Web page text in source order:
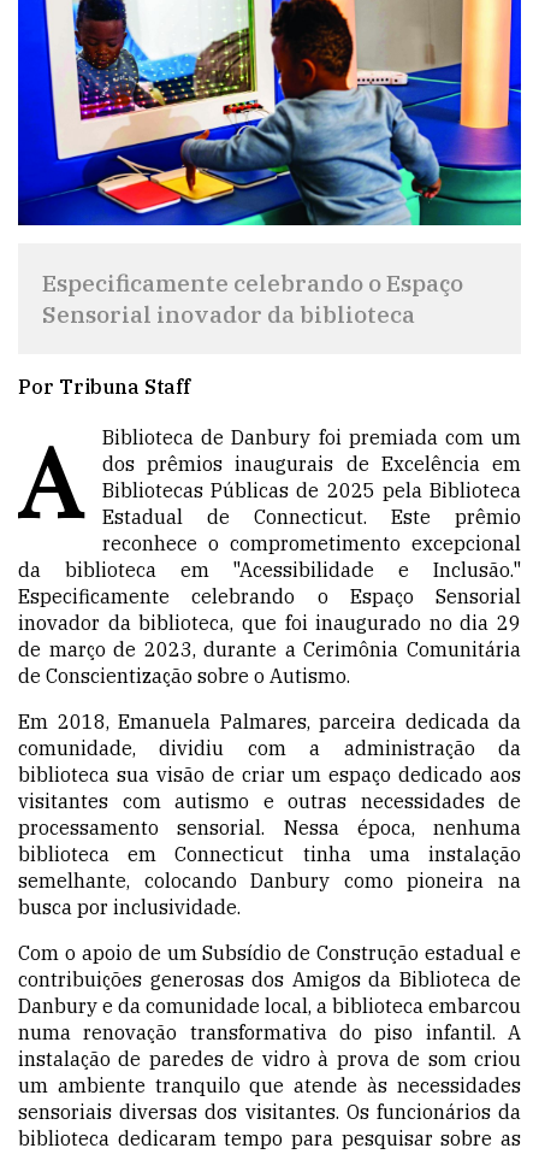
Especificamente celebrando o Espaço
Sensorial inovador da biblioteca
Por Tribuna Staff
A
Biblioteca de Danbury foi premiada com um
dos prêmios inaugurais de Excelência em
Bibliotecas Públicas de 2025 pela Biblioteca
Estadual de Connecticut. Este prêmio
reconhece o comprometimento excepcional
da biblioteca em "Acessibilidade e Inclusão."
Especificamente celebrando o Espaço Sensorial
inovador da biblioteca, que foi inaugurado no dia 29
de março de 2023, durante a Cerimônia Comunitária
de Conscientização sobre o Autismo.
Em 2018, Emanuela Palmares, parceira dedicada da
comunidade, dividiu com a administração da
biblioteca sua visão de criar um espaço dedicado aos
visitantes com autismo e outras necessidades de
processamento sensorial. Nessa época, nenhuma
biblioteca em Connecticut tinha uma instalação
semelhante, colocando Danbury como pioneira na
busca por inclusividade.
Com o apoio de um Subsídio de Construção estadual e
contribuições generosas dos Amigos da Biblioteca de
Danbury e da comunidade local, a biblioteca embarcou
numa renovação transformativa do piso infantil. A
instalação de paredes de vidro à prova de som criou
um ambiente tranquilo que atende às necessidades
sensoriais diversas dos visitantes. Os funcionários da
biblioteca dedicaram tempo para pesquisar sobre as